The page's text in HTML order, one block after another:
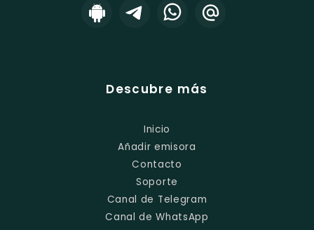
Descubre más
Inicio
Añadir emisora
Contacto
Soporte
Canal de Telegram
Canal de WhatsApp